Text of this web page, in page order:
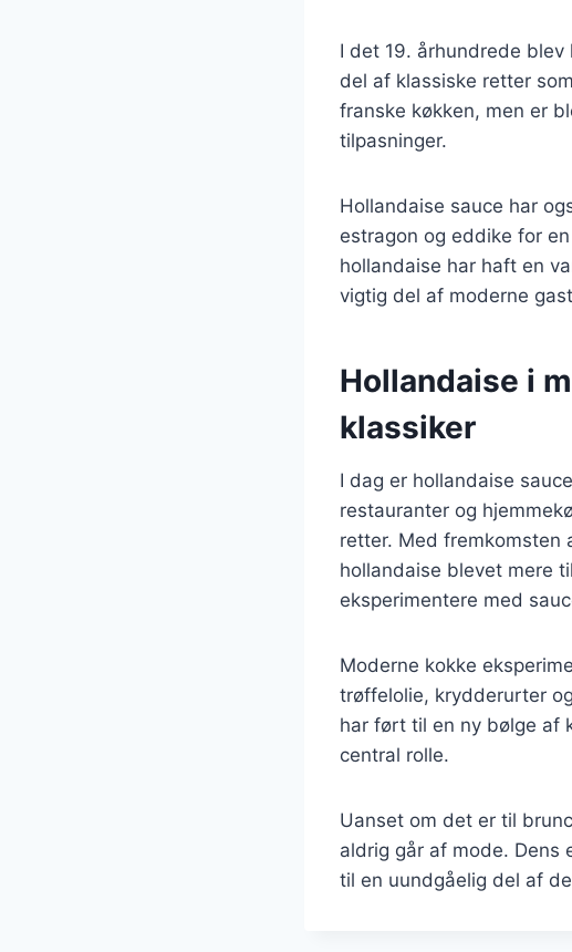
I det 19. århundrede
del af klassiske retter
franske køkken, men er
tilpasninger.
Hollandaise sauce har
estragon og eddike for
hollandaise har haft en
vigtig del af moderne
Hollandaise i
klassiker
I dag er hollandaise
restauranter og
retter. Med fremkomsten
hollandaise blevet mere
eksperimentere med
Moderne kokke
trøffelolie, krydderurter
har ført til en ny bølge af
central rolle.
Uanset om det er til
aldrig går af mode. Dens
til en uundgåelig del af